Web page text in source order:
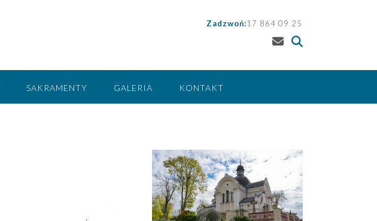
Zadzwoń:17 864 09 25
SAKRAMENTY GALERIA KONTAKT